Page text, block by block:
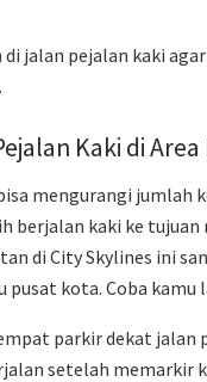
jalan pejalan kaki
Kaki di Area
mengurangi jumlah
berjalan kaki ke tujuan
di City Skylines ini
pusat kota. Coba kamu
parkir dekat jalan
setelah memarkir